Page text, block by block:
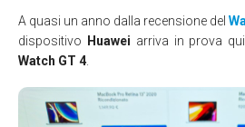
A quasi un anno dalla recensione del
dispositivo
Huawei arriva in prova
Watch GT 4